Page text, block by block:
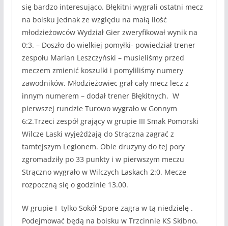
się bardzo interesująco. Błękitni wygrali ostatni mecz
na boisku jednak ze względu na małą ilość
młodzieżowców Wydział Gier zweryfikował wynik na
0:3. – Doszło do wielkiej pomyłki- powiedział trener
zespołu Marian Leszczyński – musieliśmy przed
meczem zmienić koszulki i pomyliliśmy numery
zawodników. Młodzieżowiec grał cały mecz lecz z
innym numerem – dodał trener Błękitnych. W
pierwszej rundzie Turowo wygrało w Gonnym
6:2.Trzeci zespół grający w grupie III Smak Pomorski
Wilcze Laski wyjeżdżają do Strączna zagrać z
tamtejszym Legionem. Obie druzyny do tej pory
zgromadziły po 33 punkty i w pierwszym meczu
Strączno wygrało w Wilczych Laskach 2:0. Mecze
rozpoczną się o godzinie 13.00.
W grupie I tylko Sokół Spore zagra w tą niedzielę .
Podejmować będą na boisku w Trzcinnie KS Skibno.